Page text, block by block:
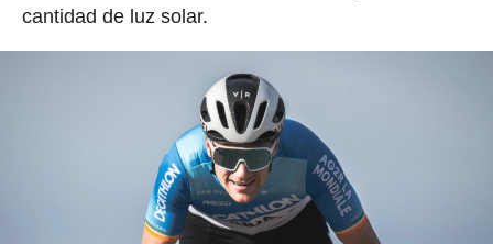
cantidad de luz solar.